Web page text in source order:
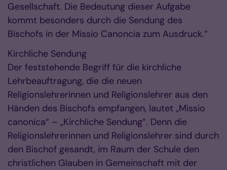
Gesellschaft. Die Bedeutung dieser Aufgabe
kommt besonders durch die Sendung des
Bischofs in der Missio Canoncia zum Ausdruck.“
Kirchliche Sendung
Der feststehende Begriff für die kirchliche
Lehrbeauftragung, die die neuen
Religionslehrerinnen und Religionslehrer aus den
Händen des Bischofs empfangen, lautet „Missio
canonica“ – „Kirchliche Sendung“. Denn die
Religionslehrerinnen und Religionslehrer sind durch
den Bischof gesandt, im Raum der Schule den
christlichen Glauben in Gemeinschaft mit der